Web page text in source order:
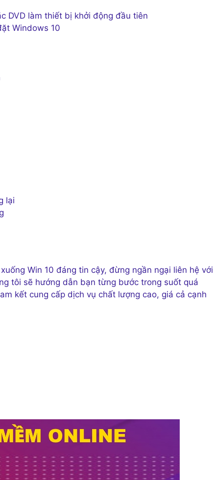
DVD làm thiết bị khởi động đầu tiên
Windows 10
lại
Win 10 đáng tin cậy, đừng ngần ngại liên hệ với
tôi sẽ hướng dẫn bạn từng bước trong suốt quá
kết cung cấp dịch vụ chất lượng cao, giá cả cạnh